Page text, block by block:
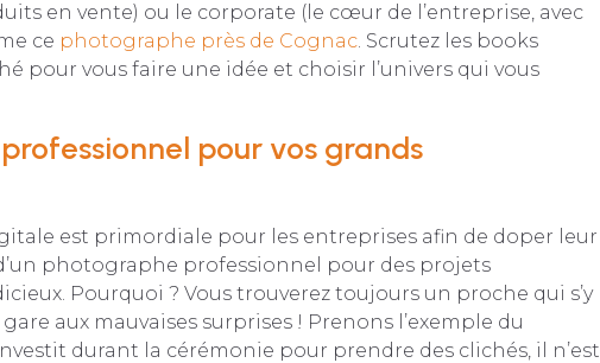
en vente) ou le corporate (le cœur de l’entreprise, avec
ce photographe près de Cognac. Scrutez les books
pour vous faire une idée et choisir l’univers qui vous
pour vos grands
est primordiale pour les entreprises afin de doper leur
photographe professionnel pour des projets
Pourquoi ? Vous trouverez toujours un proche qui s’y
aux mauvaises surprises ! Prenons l’exemple du
durant la cérémonie pour prendre des clichés, il n’est